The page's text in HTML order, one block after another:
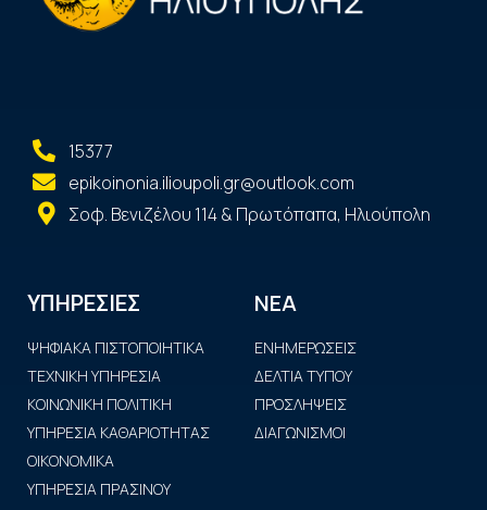
15377
epikoinonia.ilioupoli.gr@outlook.com
Σοφ. Βενιζέλου 114 & Πρωτόπαπα, Ηλιούπολη
ΥΠΗΡΕΣΙΕΣ
ΨΗΦΙΑΚΑ ΠΙΣΤΟΠΟΙΗΤΙΚΑ
ΤΕΧΝΙΚΗ ΥΠΗΡΕΣΙΑ
ΚΟΙΝΩΝΙΚΗ ΠΟΛΙΤΙΚΗ
ΥΠΗΡΕΣΙΑ ΚΑΘΑΡΙΟΤΗΤΑΣ
ΟΙΚΟΝΟΜΙΚΑ
ΥΠΗΡΕΣΙΑ ΠΡΑΣΙΝΟΥ
ΝΕΑ
ΕΝΗΜΕΡΩΣΕΙΣ
ΔΕΛΤΙΑ ΤΥΠΟΥ
ΠΡΟΣΛΗΨΕΙΣ
ΔΙΑΓΩΝΙΣΜΟΙ